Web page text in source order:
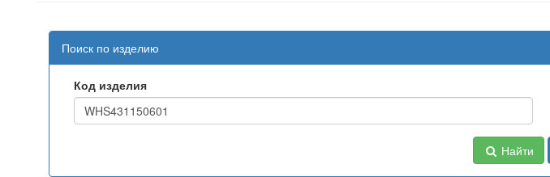
Поиск по изделию
Код изделия
Найти